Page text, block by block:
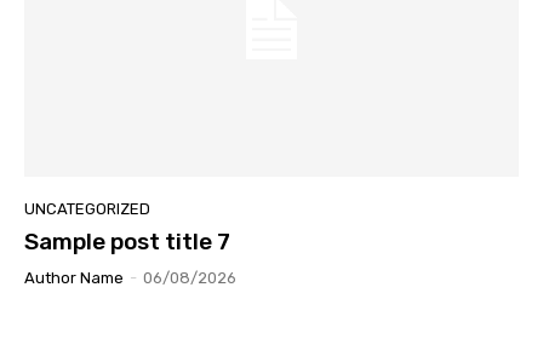
UNCATEGORIZED
Sample post title 7
Author Name - 06/08/2026